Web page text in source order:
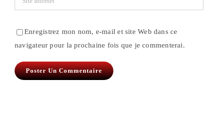
Enregistrez mon nom, e-mail et site Web dans ce
navigateur pour la prochaine fois que je commenterai.